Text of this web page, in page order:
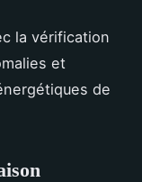
la vérification
et
de